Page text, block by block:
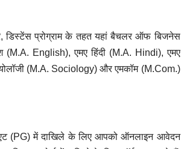
डिस्टेंस प्रोग्राम के तहत यहां बैचलर ऑफ बिजनेस
English), एमए हिंदी (M.A. Hindi), एमए
(M.A. Sociology) और एमकॉम (M.Com.)
(PG) में दाखिले के लिए आपको ऑनलाइन आवेदन